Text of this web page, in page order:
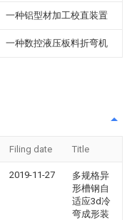
一种铝型材加工校直装置
一种数控液压板料折弯机
Filing date Title
2019-11-27
多规格异
形槽钢自
适应3d冷
弯成形装